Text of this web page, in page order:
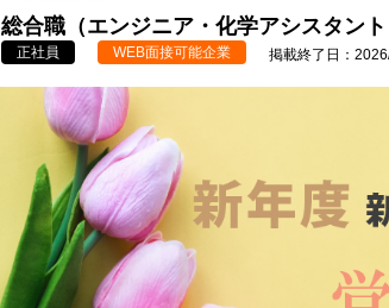
総合職（エンジニア・化学アシスタン
正社員 WEB面接可能企業 掲載終了日：